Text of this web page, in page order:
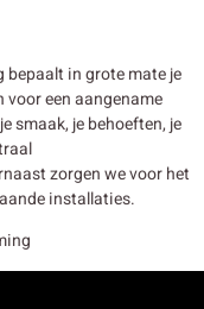
bepaalt in grote mate je
een aangename
smaak, je behoeften, je
zorgen we voor het
installaties.